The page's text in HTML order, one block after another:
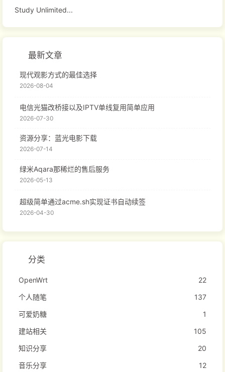
Study Unlimited...
最新文章
现代观影方式的最佳选择
2026-08-04
电信光猫改桥接以及IPTV单线复用简单应用
2026-07-30
资源分享：蓝光电影下载
2026-07-14
绿米Aqara那稀烂的售后服务
2026-05-13
超级简单通过acme.sh实现证书自动续签
2026-04-30
分类
OpenWrt
22
个人随笔
137
可爱奶糖
1
建站相关
105
知识分享
20
音乐分享
12